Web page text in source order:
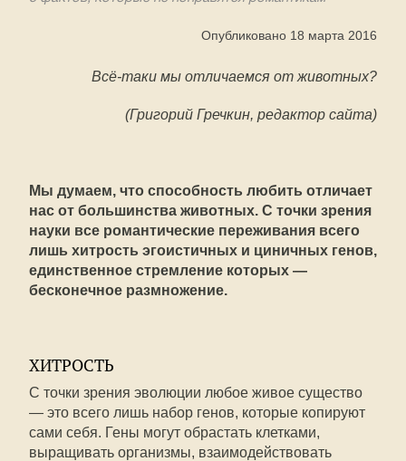
Опубликовано 18 марта 2016
Всё-таки мы отличаемся от животных?
(Григорий Гречкин, редактор сайта)
Мы думаем, что способность любить отличает
нас от большинства животных. С точки зрения
науки все романтические переживания всего
лишь хитрость эгоистичных и циничных генов,
единственное стремление которых —
бесконечное размножение.
ХИТРОСТЬ
С точки зрения эволюции любое живое существо
— это всего лишь набор генов, которые копируют
сами себя. Гены могут обрастать клетками,
выращивать организмы, взаимодействовать